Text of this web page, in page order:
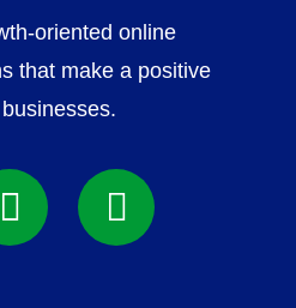
oriented online
that make a positive